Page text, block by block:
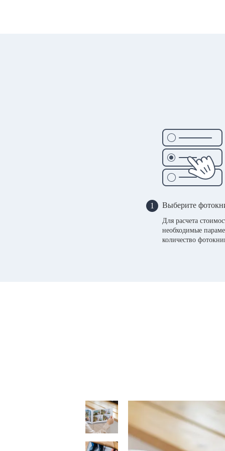
1 Выберите
Для расчета
необходимые
количество